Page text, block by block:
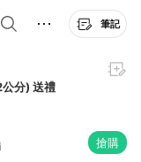
筆記
分) 送禮
搶購